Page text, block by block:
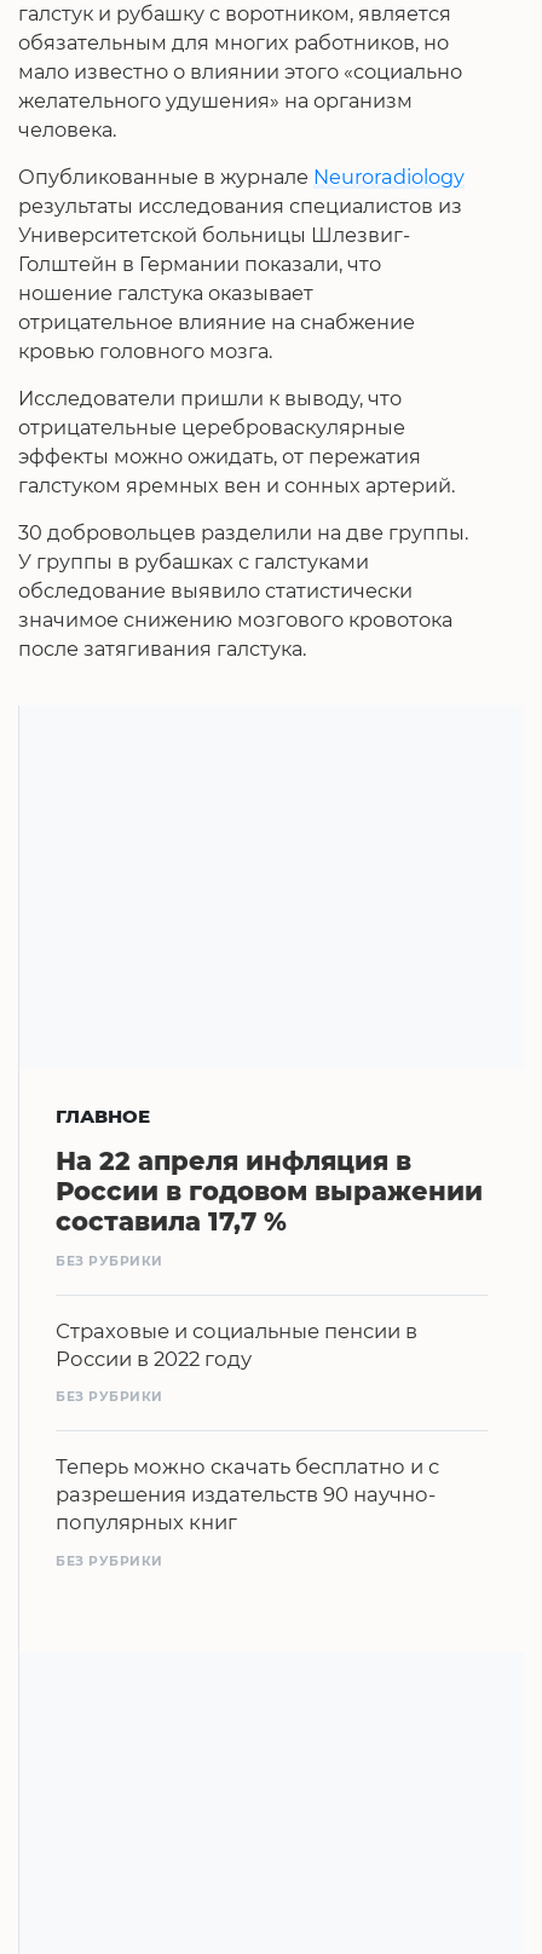
галстук и рубашку с воротником, является
обязательным для многих работников, но
мало известно о влиянии этого «социально
желательного удушения» на организм
человека.
Опубликованные в журнале Neuroradiology
результаты исследования специалистов из
Университетской больницы Шлезвиг-
Голштейн в Германии показали, что
ношение галстука оказывает
отрицательное влияние на снабжение
кровью головного мозга.
Исследователи пришли к выводу, что
отрицательные цереброваскулярные
эффекты можно ожидать, от пережатия
галстуком яремных вен и сонных артерий.
30 добровольцев разделили на две группы.
У группы в рубашках с галстуками
обследование выявило статистически
значимое снижению мозгового кровотока
после затягивания галстука.
ГЛАВНОЕ
На 22 апреля инфляция в
России в годовом выражении
составила 17,7 %
БЕЗ РУБРИКИ
Страховые и социальные пенсии в
России в 2022 году
БЕЗ РУБРИКИ
Теперь можно скачать бесплатно и с
разрешения издательств 90 научно-
популярных книг
БЕЗ РУБРИКИ